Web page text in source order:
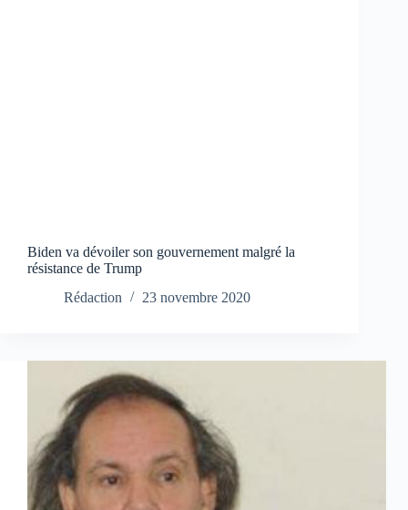
Biden va dévoiler son gouvernement malgré la
résistance de Trump
Rédaction
23 novembre 2020